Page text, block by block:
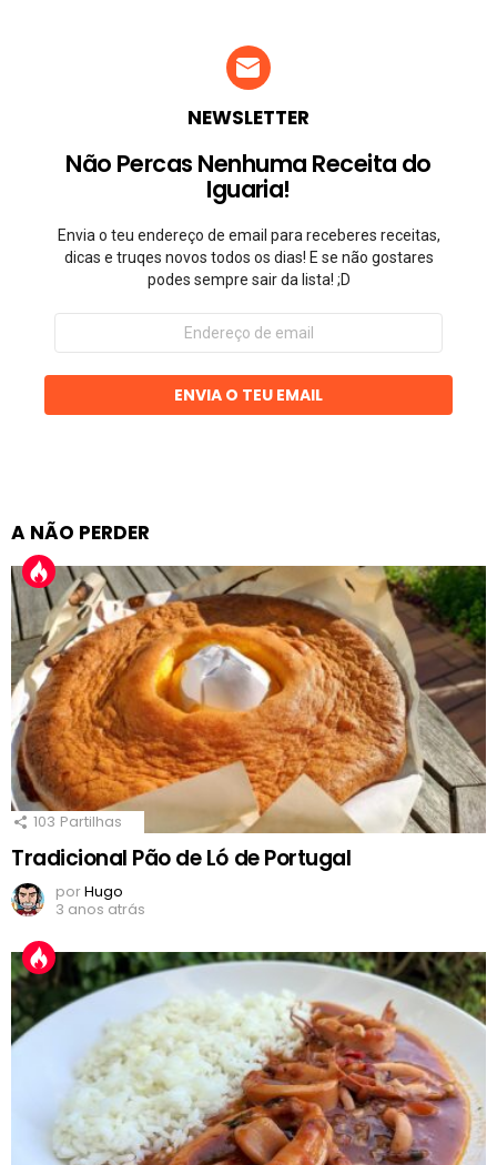
NEWSLETTER
Não Percas Nenhuma Receita do
Iguaria!
Envia o teu endereço de email para receberes receitas,
dicas e truqes novos todos os dias! E se não gostares
podes sempre sair da lista! ;D
Endereço
email
ENVIA O TEU EMAIL
A NÃO PERDER
103 Partilhas
Tradicional Pão de Ló de Portugal
porHugo
3 anos atrás